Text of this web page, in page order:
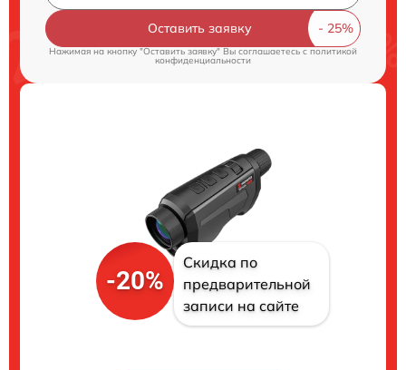
Оставить заявку
Нажимая на кнопку "Оставить заявку" Вы соглашаетесь cполитикой
конфиденциальности
-20%
Скидка по
предварительной
записи на сайте